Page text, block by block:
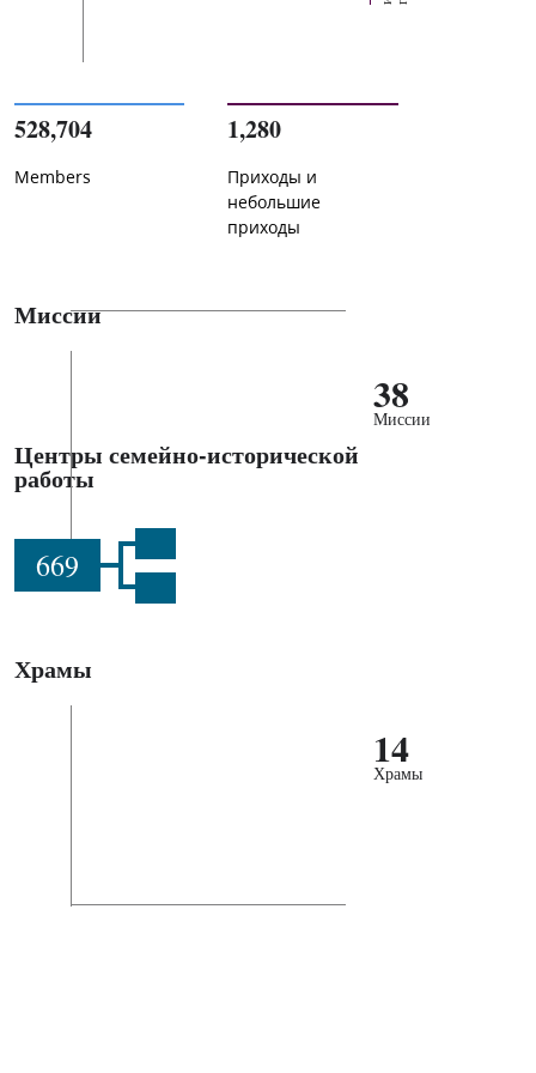
528,704
Members
1,280
Приходы и
небольшие
приходы
Миссии
38
Миссии
Центры семейно-исторической
работы
669
Храмы
14
Храмы